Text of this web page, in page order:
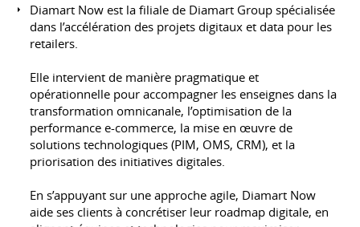
Diamart Now est la filiale de Diamart Group spécialisée
dans l’accélération des projets digitaux et data pour les
retailers.
Elle intervient de manière pragmatique et
opérationnelle pour accompagner les enseignes dans la
transformation omnicanale, l’optimisation de la
performance e-commerce, la mise en œuvre de
solutions technologiques (PIM, OMS, CRM), et la
priorisation des initiatives digitales.
En s’appuyant sur une approche agile, Diamart Now
aide ses clients à concrétiser leur roadmap digitale, en